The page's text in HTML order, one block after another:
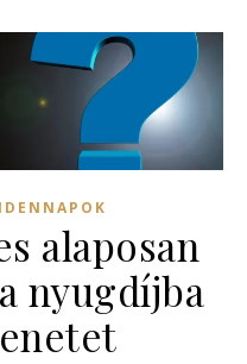
alaposan
nyugdíjba